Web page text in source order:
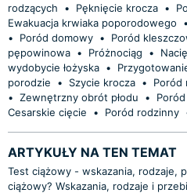
rodzących
• Pęknięcie krocza •
Ewakuacja krwiaka poporodowego
•
•
Poród domowy • Poród
pępowinowa • Próżnociąg •
wydobycie łożyska •
porodzie
• Szycie krocza • Poród
• Zewnętrzny obrót płodu •
Cesarskie cięcie
• Poród rodzinny
ARTYKUŁY NA TEN TEMAT
Test ciążowy - wskazania, rodzaje,
ciążowy? Wskazania, rodzaje i